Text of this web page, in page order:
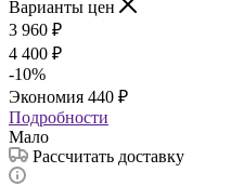
Варианты цен
3 960 ₽
4 400 ₽
-10%
Экономия 440 ₽
Подробности
Мало
Рассчитать доставку